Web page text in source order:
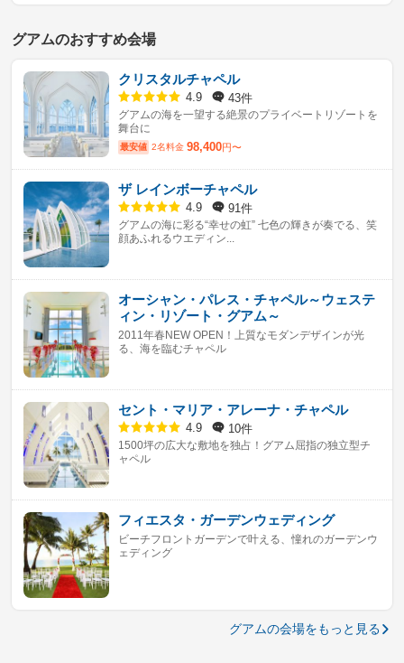
グアムのおすすめ会場
クリスタルチャペル
4.9 43件
グアムの海を一望する絶景のプライベートリゾートを
舞台に
最安値 2名料金 98,400円〜
ザ レインボーチャペル
4.9 91件
グアムの海に彩る“幸せの虹” 七色の輝きが奏でる、笑
顔あふれるウエディン...
オーシャン・パレス・チャペル～ウェステ
ィン・リゾート・グアム～
2011年春NEW OPEN！上質なモダンデザインが光
る、海を臨むチャペル
セント・マリア・アレーナ・チャペル
4.9 10件
1500坪の広大な敷地を独占！グアム屈指の独立型チ
ャペル
フィエスタ・ガーデンウェディング
ビーチフロントガーデンで叶える、憧れのガーデンウ
ェディング
グアムの会場をもっと見る